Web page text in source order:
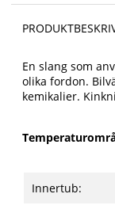
En slang som
olika fordon.
kemikalier.
Innertub: